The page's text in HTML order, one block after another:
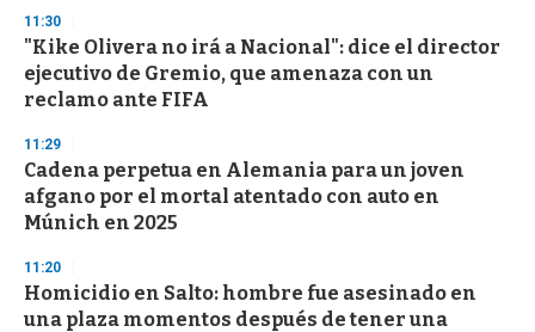
11:30
"Kike Olivera no irá a Nacional": dice el director
ejecutivo de Gremio, que amenaza con un
reclamo ante FIFA
11:29
Cadena perpetua en Alemania para un joven
afgano por el mortal atentado con auto en
Múnich en 2025
11:20
Homicidio en Salto: hombre fue asesinado en
una plaza momentos después de tener una